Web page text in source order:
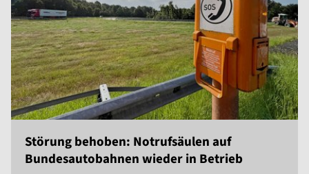
Störung behoben: Notrufsäulen auf
Bundesautobahnen wieder in Betrieb